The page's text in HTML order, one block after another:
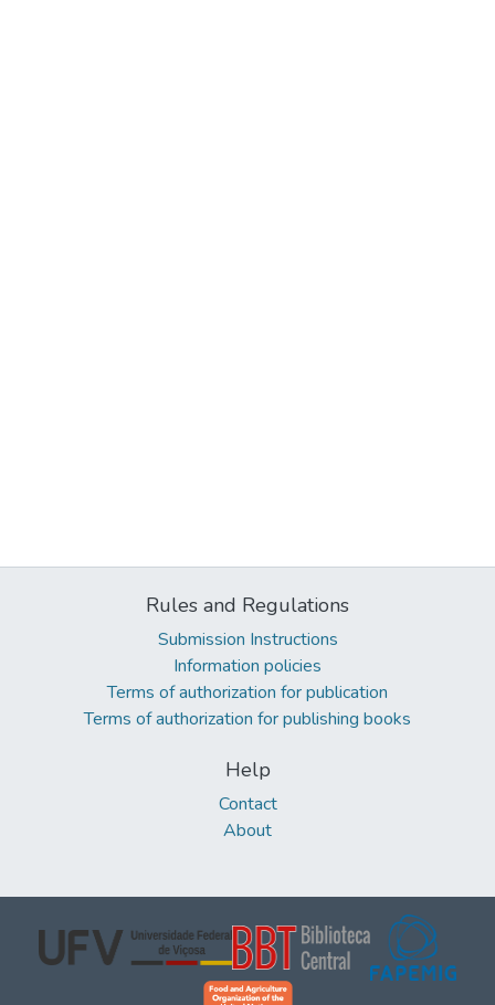
Rules and Regulations
Submission Instructions
Information policies
Terms of authorization for publication
Terms of authorization for publishing books
Help
Contact
About